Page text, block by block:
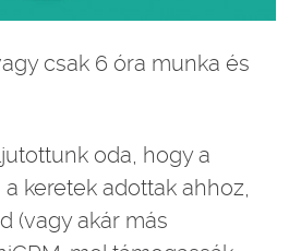
csak 6 óra munka és
oda, hogy a
keretek adottak ahhoz,
(vagy akár más